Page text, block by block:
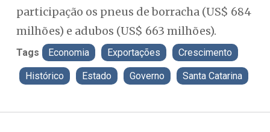
participação os pneus de borracha (US$ 684
milhões) e adubos (US$ 663 milhões).
Tags Economia Exportações Crescimento
Histórico Estado Governo Santa Catarina